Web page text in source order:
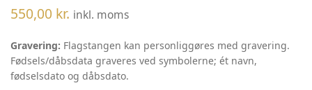
550,00 kr. inkl. moms
Gravering: Flagstangen kan personliggøres med gravering.
Fødsels/dåbsdata graveres ved symbolerne; ét navn,
fødselsdato og dåbsdato.